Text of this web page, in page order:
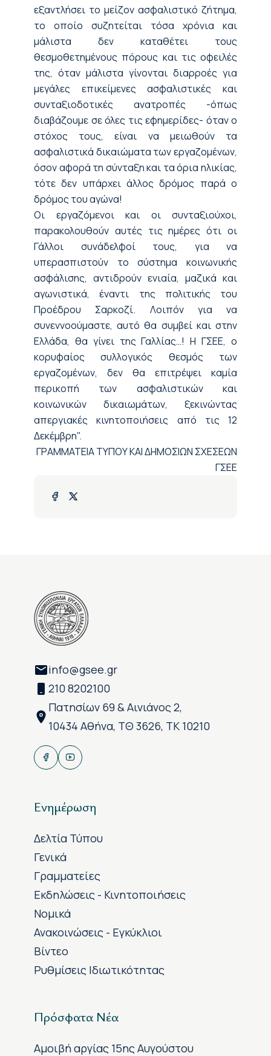
εξαντλήσει το μείζον ασφαλιστικό ζήτημα,
το οποίο συζητείται τόσα χρόνια και
μάλιστα δεν καταθέτει τους
θεσμοθετημένους πόρους και τις οφειλές
της, όταν μάλιστα γίνονται διαρροές για
μεγάλες επικείμενες ασφαλιστικές και
συνταξιοδοτικές ανατροπές -όπως
διαβάζουμε σε όλες τις εφημερίδες- όταν ο
στόχος τους, είναι να μειωθούν τα
ασφαλιστικά δικαιώματα των εργαζομένων,
όσον αφορά τη σύνταξη και τα όρια ηλικίας,
τότε δεν υπάρχει άλλος δρόμος παρά ο
δρόμος του αγώνα!
Οι εργαζόμενοι και οι συνταξιούχοι,
παρακολουθούν αυτές τις ημέρες ότι οι
Γάλλοι συνάδελφοί τους, για να
υπερασπιστούν το σύστημα κοινωνικής
ασφάλισης, αντιδρούν ενιαία, μαζικά και
αγωνιστικά, έναντι της πολιτικής του
Προέδρου Σαρκοζί. Λοιπόν για να
συνεννοούμαστε, αυτό θα συμβεί και στην
Ελλάδα, θα γίνει της Γαλλίας…! Η ΓΣΕΕ, ο
κορυφαίος συλλογικός θεσμός των
εργαζομένων, δεν θα επιτρέψει καμία
περικοπή των ασφαλιστικών και
κοινωνικών δικαιωμάτων, ξεκινώντας
απεργιακές κινητοποιήσεις από τις 12
Δεκέμβρη".
ΓΡΑΜΜΑΤΕΙΑ ΤΥΠΟΥ ΚΑΙ ΔΗΜΟΣΙΩΝ ΣΧΕΣΕΩΝ
ΓΣΕΕ
info@gsee.gr
210 8202100
Πατησίων 69 & Αινιάνος 2,
10434 Αθήνα, ΤΘ 3626, ΤΚ 10210
Ενημέρωση
Δελτία Τύπου
Γενικά
Γραμματείες
Εκδηλώσεις - Κινητοποιήσεις
Νομικά
Ανακοινώσεις - Εγκύκλιοι
Βίντεο
Ρυθμίσεις Ιδιωτικότητας
Πρόσφατα Νέα
Αμοιβή αργίας 15ης Αυγούστου